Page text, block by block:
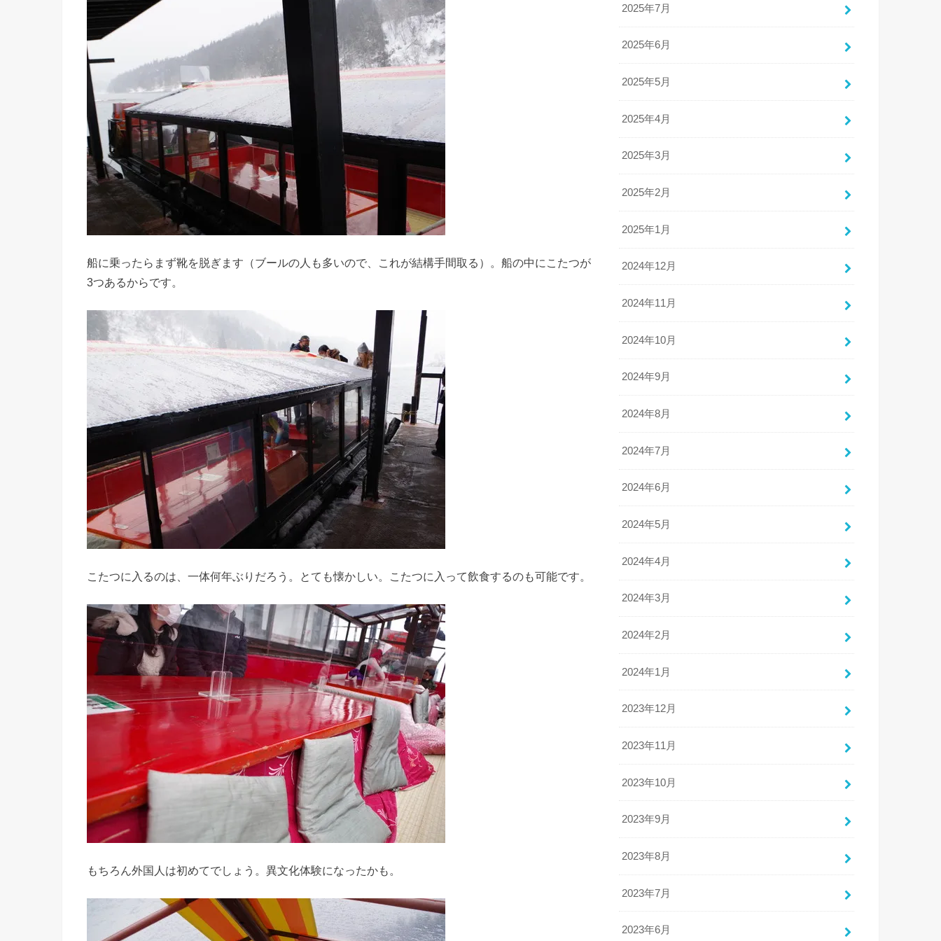
船に乗ったらまず靴を脱ぎます（ブールの人も多いので、これが結構手間取る）。船の中にこたつが
3つあるからです。
こたつに入るのは、一体何年ぶりだろう。とても懐かしい。こたつに入って飲食するのも可能です。
もちろん外国人は初めてでしょう。異文化体験になったかも。
2025年7月
2025年6月
2025年5月
2025年4月
2025年3月
2025年2月
2025年1月
2024年12月
2024年11月
2024年10月
2024年9月
2024年8月
2024年7月
2024年6月
2024年5月
2024年4月
2024年3月
2024年2月
2024年1月
2023年12月
2023年11月
2023年10月
2023年9月
2023年8月
2023年7月
2023年6月